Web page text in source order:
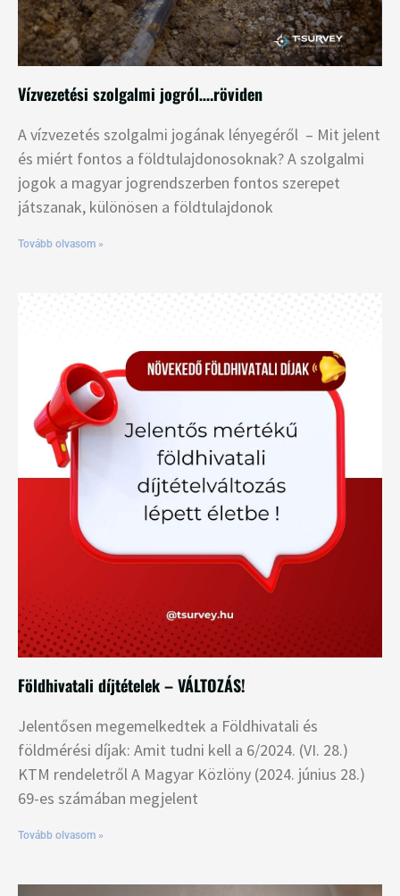
Vízvezetési szolgalmi jogról….röviden
A vízvezetés szolgalmi jogának lényegéről – Mit jelent
és miért fontos a földtulajdonosoknak? A szolgalmi
jogok a magyar jogrendszerben fontos szerepet
játszanak, különösen a földtulajdonok
Tovább olvasom »
Földhivatali díjtételek – VÁLTOZÁS!
Jelentősen megemelkedtek a Földhivatali és
földmérési díjak: Amit tudni kell a 6/2024. (VI. 28.)
KTM rendeletről A Magyar Közlöny (2024. június 28.)
69-es számában megjelent
Tovább olvasom »